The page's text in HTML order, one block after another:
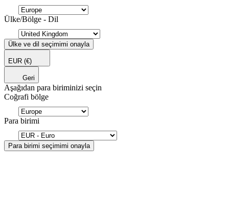
Ülke/Bölge - Dil
Ülke ve dil seçimimi onayla
EUR (€)
Geri
Aşağıdan para biriminizi seçin
Coğrafi bölge
Para birimi
Para birimi seçimimi onayla